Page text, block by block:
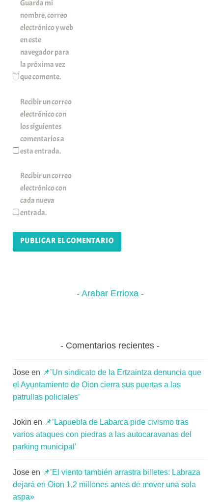
Guarda mi
nombre, correo
electrónico y web
en este
navegador para
la próxima vez
que comente.
Recibir un correo
electrónico con
los siguientes
comentarios a
esta entrada.
Recibir un correo
electrónico con
cada nueva
entrada.
Arabar Errioxa
Comentarios recientes
Jose en 📌’Un sindicato de la Ertzaintza denuncia que
el Ayuntamiento de Oion cierra sus puertas a las
patrullas policiales’
Jokin en 📌’Lapuebla de Labarca pide civismo tras
varios ataques con piedras a las autocaravanas del
parking municipal’
Jose en 📌’El viento también arrastra billetes: Labraza
dejará en Oion 1,2 millones antes de mover una sola
aspa»